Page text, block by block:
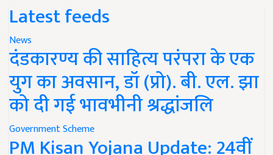
Latest feeds
News
दंडकारण्य की साहित्य परंपरा के एक
युग का अवसान, डॉ (प्रो). बी. एल. झा
को दी गई भावभीनी श्रद्धांजलि
Government Scheme
PM Kisan Yojana Update: 24वीं